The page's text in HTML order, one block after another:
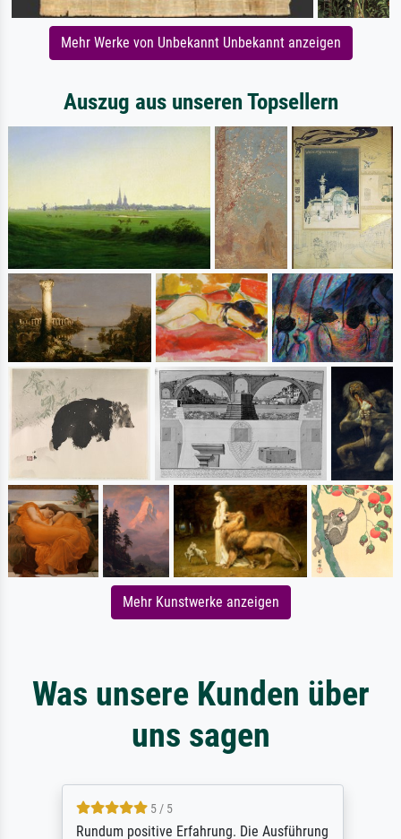
Mehr Werke von Unbekannt Unbekannt anzeigen
Auszug aus unseren Topsellern
Mehr Kunstwerke anzeigen
Was unsere Kunden über
uns sagen
5 / 5
Rundum positive Erfahrung. Die Ausführung